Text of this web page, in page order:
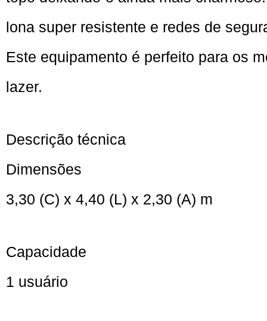
lona super resistente e redes de
Este equipamento é perfeito para os
lazer.
Descrição técnica
Dimensões
3,30 (C) x 4,40 (L) x 2,30 (A) m
Capacidade
1 usuário